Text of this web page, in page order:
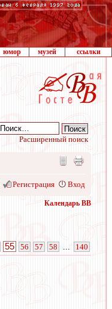
юмор музей ссылки
Расширенный поиск
Регистрация Вход
Календарь ВВ
55 56 57 58 140